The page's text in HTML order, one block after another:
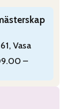
–
Vasa